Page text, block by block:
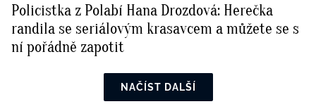
Policistka z Polabí Hana Drozdová: Herečka
randila se seriálovým krasavcem a můžete se s
ní pořádně zapotit
NAČÍST DALŠÍ